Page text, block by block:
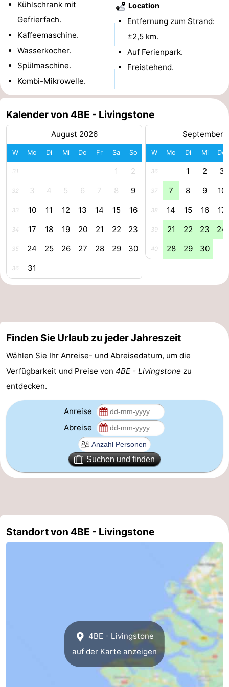
und
trinken
Veranstaltungen
Praktisch
Forum
Route
-
Reisebuchshop
Medizin
Leiden
Bollenstreek
Duin
Katwijk
-
Scheveningen
-
Den
Haag
-
Rotterdam
-
Duiveland
-
Bruinisse
-
Kühlschrank mit
Gefrierfach.
Kaffeemaschine.
Wasserkocher.
Spülmaschine.
Kombi-Mikrowelle.
Location
Entfernung zum Strand:
±2,5 km.
Auf Ferienpark.
Freistehend.
Kalender von 4BE - Livingstone
August 2026
W Mo Di Mi Do Fr Sa So
31 1 2
32 3 4 5 6 7 8 9
33 10 11 12 13 14 15 16
34 17 18 19 20 21 22 23
35 24 25 26 27 28 29 30
36 31
September
W Mo Di Mi Do
36 1 2 3
37 7 8 9 10
38 14 15 16 17
39 21 22 23 24
40 28 29 30
Finden Sie Urlaub zu jeder Jahreszeit
Wählen Sie Ihr Anreise- und Abreisedatum, um die
Verfügbarkeit und Preise von 4BE - Livingstone zu
entdecken.
Anreise
Abreise
Suchen und finden
Standort von 4BE - Livingstone
4BE - Livingstone
auf der Karte anzeigen